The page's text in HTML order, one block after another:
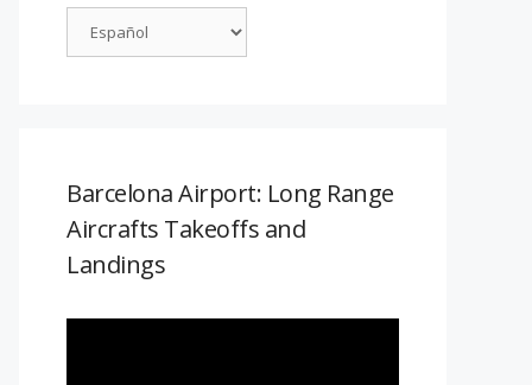
Barcelona Airport: Long Range
Aircrafts Takeoffs and
Landings